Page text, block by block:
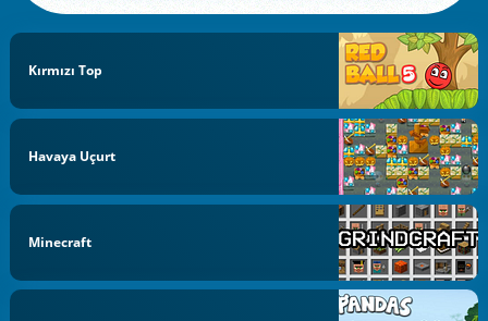
Kırmızı Top
Havaya Uçurt
Minecraft